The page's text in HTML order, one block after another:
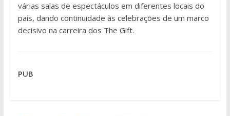
várias salas de espectáculos em diferentes locais do
país, dando continuidade às celebrações de um marco
decisivo na carreira dos The Gift.
PUB